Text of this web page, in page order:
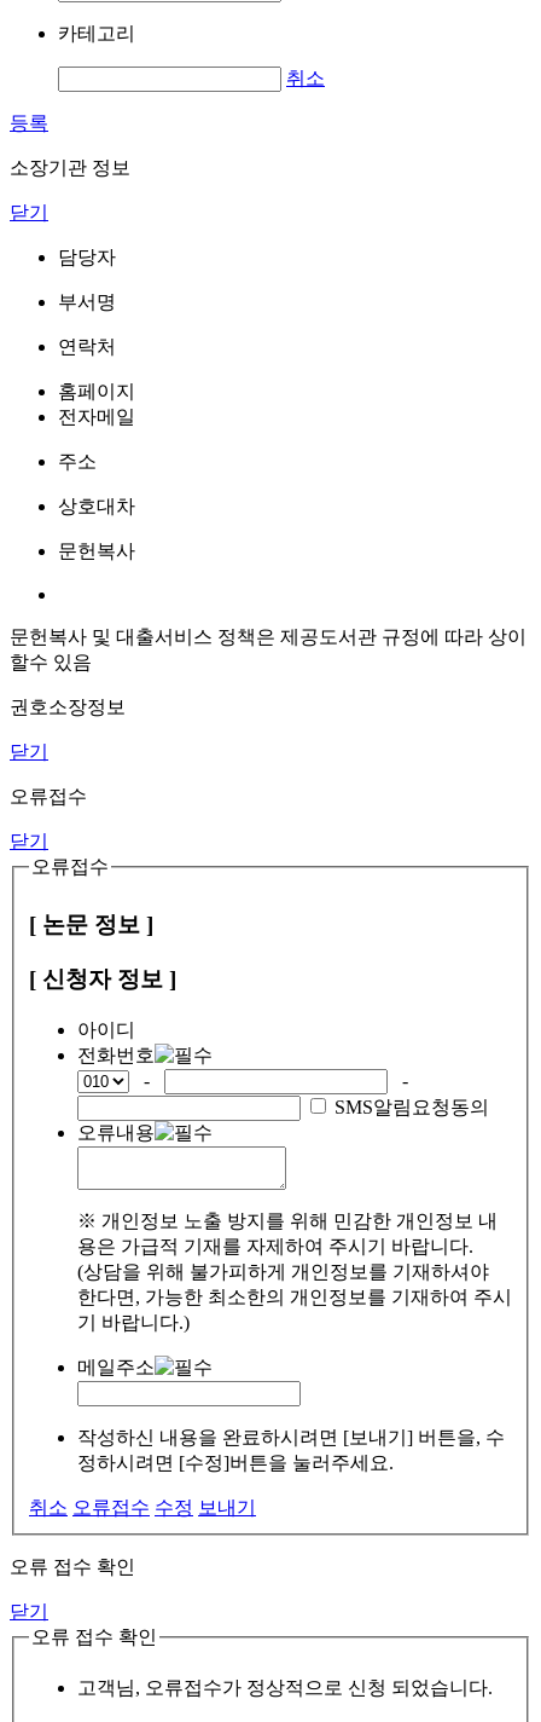
카테고리
취소
등록
소장기관 정보
닫기
담당자
부서명
연락처
홈페이지
전자메일
주소
상호대차
문헌복사
문헌복사 및 대출서비스 정책은 제공도서관 규정에 따라 상이
할수 있음
권호소장정보
닫기
오류접수
닫기
오류접수
[ 논문 정보 ]
[ 신청자 정보 ]
아이디
전화번호
-
-
SMS알림요청동의
오류내용
※ 개인정보 노출 방지를 위해 민감한 개인정보 내
용은 가급적 기재를 자제하여 주시기 바랍니다.
(상담을 위해 불가피하게 개인정보를 기재하셔야
한다면, 가능한 최소한의 개인정보를 기재하여 주시
기 바랍니다.)
메일주소
작성하신 내용을 완료하시려면 [보내기] 버튼을, 수
정하시려면 [수정]버튼을 눌러주세요.
취소 오류접수 수정 보내기
오류 접수 확인
닫기
오류 접수 확인
고객님, 오류접수가 정상적으로 신청 되었습니다.